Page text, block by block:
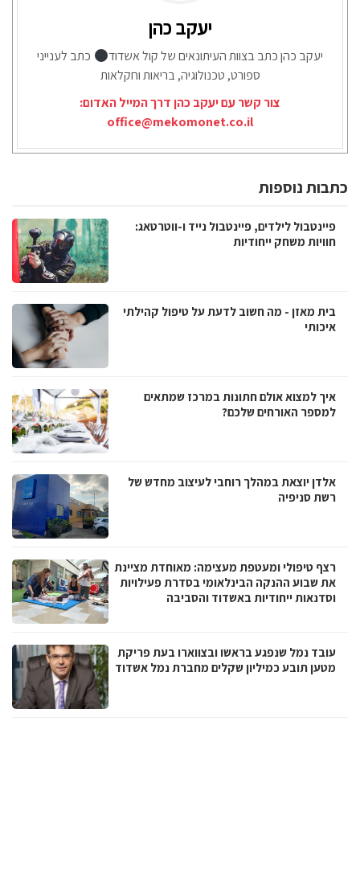
יעקב כהן
יעקב כהן כתב בצוות העיתונאים של קול אשדוד
כתב לענייני
ספורט, טכנולוגיה, בריאות וחקלאות
צור קשר עם יעקב כהן דרך המייל האדום:
office@mekomonet.co.il
כתבות נוספות
פיינטבול לילדים, פיינטבול נייד ו-ווטרטאג:
חוויות משחק ייחודיות
בית מאזן - מה חשוב לדעת על טיפול קהילתי
איכותי
איך למצוא אולם חתונות במרכז שמתאים
למספר האורחים שלכם?
אלדן יוצאת במהלך רוחבי לעיצוב מחדש של
רשת סניפיה
רצף טיפולי ומעטפת מעצימה: מאוחדת מציינת
את שבוע ההנקה הבינלאומי בסדרת פעילויות
וסדנאות ייחודיות באשדוד והסביבה
עובד נמל שנפגע בראשו ובצווארו בעת פריקת
מטען תובע כמיליון שקלים מחברת נמל אשדוד